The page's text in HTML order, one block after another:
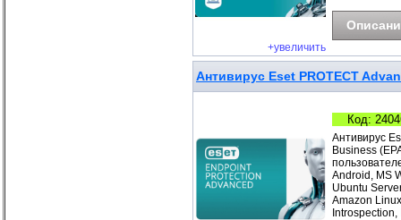
+увеличить
Антивирус Eset PROTECT
Код:
Антивирус
Business
Android, MS
Ubuntu
Amazon